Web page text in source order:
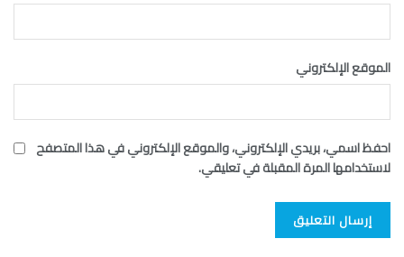
الموقع الإلكتروني
احفظ اسمي، بريدي الإلكتروني، والموقع الإلكتروني في هذا المتصفح
لاستخدامها المرة المقبلة في تعليقي.